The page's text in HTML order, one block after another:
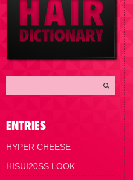
HYPER CHEESE
HISUI20SS LOOK